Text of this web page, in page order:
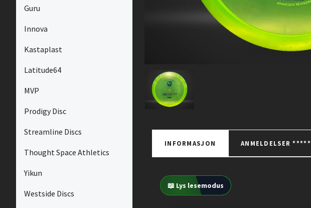
Guru
Innova
Kastaplast
Latitude64
MVP
Prodigy Disc
Streamline Discs
Thought Space Athletics
Yikun
Westside Discs
INFORMASJON ANMELDELSER *****
📖 Lys lesemodus